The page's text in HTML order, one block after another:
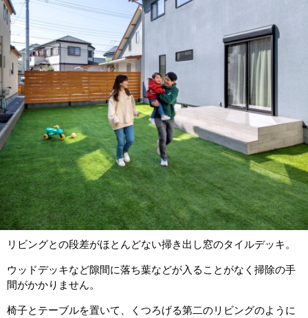
リビングとの段差がほとんどない掃き出し窓のタイルデッキ。
ウッドデッキなど隙間に落ち葉などが入ることがなく掃除の手
間がかかりません。
椅子とテーブルを置いて、くつろげる第二のリビングのように